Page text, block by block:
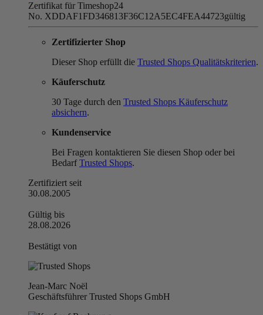
Zertifikat für Timeshop24
No. XDDAF1FD346813F36C12A5EC4FEA44723gültig
Zertifizierter Shop
Dieser Shop erfüllt die Trusted Shops Qualitätskriterien.
Käuferschutz
30 Tage durch den Trusted Shops Käuferschutz
absichern.
Kundenservice
Bei Fragen kontaktieren Sie diesen Shop oder bei
BedarfTrusted Shops.
Zertifiziert seit
30.08.2005
Gültig bis
28.08.2026
Bestätigt von
Jean-Marc Noël
Geschäftsführer Trusted Shops GmbH